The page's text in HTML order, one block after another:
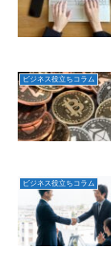
ビジネス役立ちコラム
ビジネス役立ちコラム